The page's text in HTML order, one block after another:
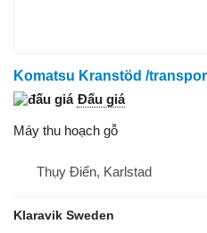
Komatsu Kranstöd /
Đấu giá
Máy thu hoạch gỗ
Thụy Điển, Karlstad
Klaravik Sweden